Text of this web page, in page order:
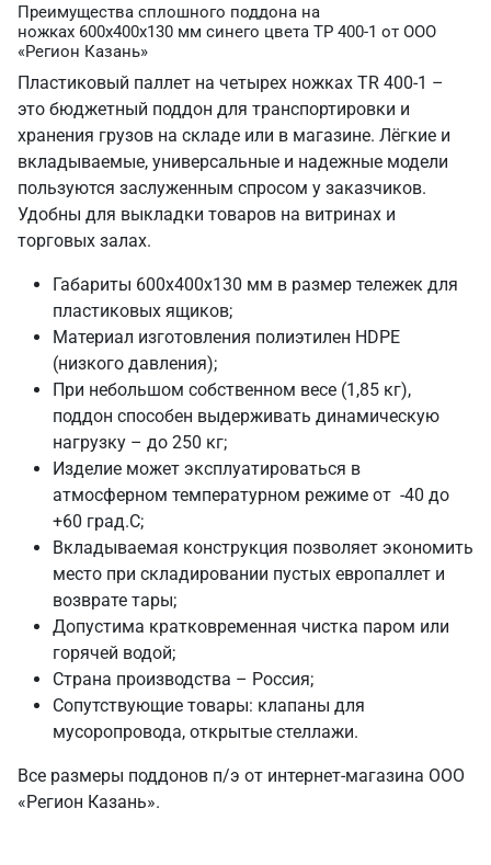
Преимущества сплошного поддона на
ножках 600х400х130 мм синего цвета ТР 400-1 от ООО
«Регион Казань»
Пластиковый паллет на четырех ножках TR 400-1 –
это бюджетный поддон для транспортировки и
хранения грузов на складе или в магазине. Лёгкие и
вкладываемые, универсальные и надежные модели
пользуются заслуженным спросом у заказчиков.
Удобны для выкладки товаров на витринах и
торговых залах.
Габариты 600х400х130 мм в размер тележек для
пластиковых ящиков;
Материал изготовления полиэтилен HDPE
(низкого давления);
При небольшом собственном весе (1,85 кг),
поддон способен выдерживать динамическую
нагрузку – до 250 кг;
Изделие может эксплуатироваться в
атмосферном температурном режиме от -40 до
+60 град.С;
Вкладываемая конструкция позволяет экономить
место при складировании пустых европаллет и
возврате тары;
Допустима кратковременная чистка паром или
горячей водой;
Страна производства – Россия;
Сопутствующие товары: клапаны для
мусоропровода, открытые стеллажи.
Все размеры поддонов п/э от интернет-магазина ООО
«Регион Казань».